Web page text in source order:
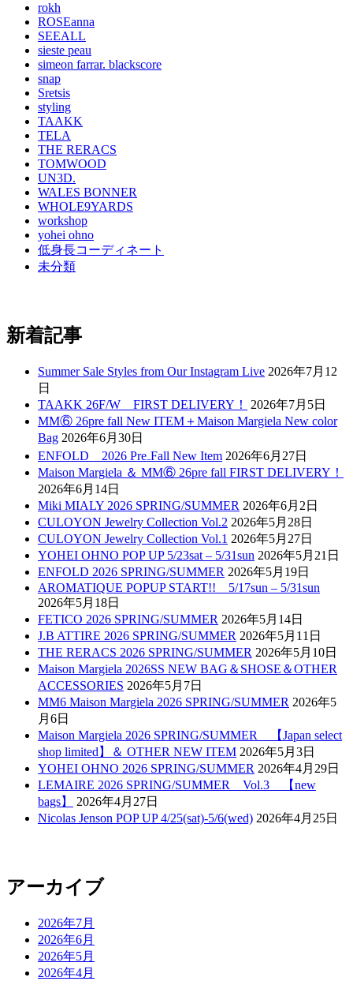
rokh
ROSEanna
SEEALL
sieste peau
simeon farrar. blackscore
snap
Sretsis
styling
TAAKK
TELA
THE RERACS
TOMWOOD
UN3D.
WALES BONNER
WHOLE9YARDS
workshop
yohei ohno
低身長コーディネート
未分類
新着記事
Summer Sale Styles from Our Instagram Live 2026年7月12
日
TAAKK 26F/W FIRST DELIVERY！
2026年7月5日
MM⑥ 26pre fall New ITEM＋Maison Margiela New color
Bag 2026年6月30日
ENFOLD 2026 Pre₋Fall New Item 2026年6月27日
Maison Margiela ＆ MM⑥ 26pre fall FIRST DELIVERY！
2026年6月14日
Miki MIALY 2026 SPRING/SUMMER 2026年6月2日
CULOYON Jewelry Collection Vol.2 2026年5月28日
CULOYON Jewelry Collection Vol.1 2026年5月27日
YOHEI OHNO POP UP 5/23sat – 5/31sun 2026年5月21日
ENFOLD 2026 SPRING/SUMMER 2026年5月19日
AROMATIQUE POPUP START!! 5/17sun – 5/31sun
2026年5月18日
FETICO 2026 SPRING/SUMMER 2026年5月14日
J.B ATTIRE 2026 SPRING/SUMMER 2026年5月11日
THE RERACS 2026 SPRING/SUMMER 2026年5月10日
Maison Margiela 2026SS NEW BAG＆SHOSE＆OTHER
ACCESSORIES 2026年5月7日
MM6 Maison Margiela 2026 SPRING/SUMMER 2026年5
月6日
Maison Margiela 2026 SPRING/SUMMER 【Japan select
shop limited】＆ OTHER NEW ITEM 2026年5月3日
YOHEI OHNO 2026 SPRING/SUMMER 2026年4月29日
LEMAIRE 2026 SPRING/SUMMER Vol.3 【new
bags】
2026年4月27日
Nicolas Jenson POP UP 4/25(sat)-5/6(wed) 2026年4月25日
アーカイブ
2026年7月
2026年6月
2026年5月
2026年4月